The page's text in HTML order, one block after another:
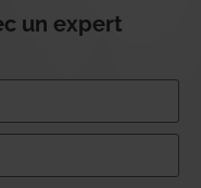
un expert